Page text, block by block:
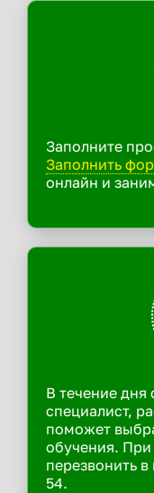
Заполните
Заполнить
онлайн и
В течение дня
специалист,
поможет
обучения.
перезвонить
54.